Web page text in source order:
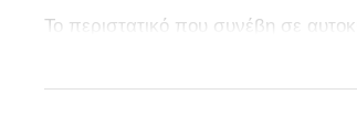
Το περιστατικό που συνέβη σε